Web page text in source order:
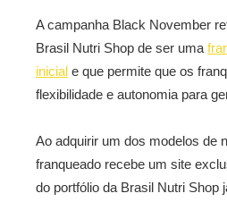
A campanha Black November
Brasil Nutri Shop de ser uma
inicial e que permite que os
flexibilidade e autonomia para
Ao adquirir um dos modelos de
franqueado recebe um site
do portfólio da Brasil Nutri Shop